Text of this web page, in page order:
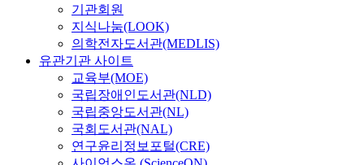
기관회원
지식나눔(LOOK)
의학전자도서관(MEDLIS)
유관기관 사이트
교육부(MOE)
국립장애인도서관(NLD)
국립중앙도서관(NL)
국회도서관(NAL)
연구윤리정보포털(CRE)